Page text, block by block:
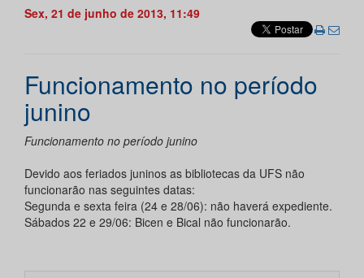
Sex, 21 de junho de 2013, 11:49
Funcionamento no período
junino
Funcionamento no período junino
Devido aos feriados juninos as bibliotecas da UFS não
funcionarão nas seguintes datas:
Segunda e sexta feira (24 e 28/06): não haverá expediente.
Sábados 22 e 29/06: Bicen e Bical não funcionarão.